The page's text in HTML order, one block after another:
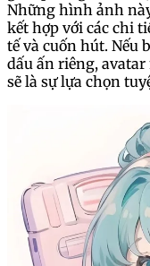
Những hình ảnh
kết hợp với các chi
tế và cuốn hút. Nếu
dấu ấn riêng,
sẽ là sự lựa chọn